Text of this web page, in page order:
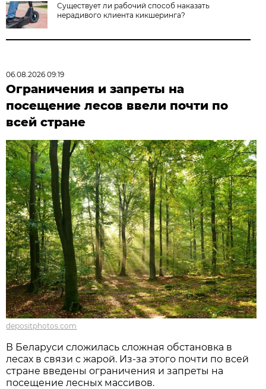
Существует ли рабочий способ наказать
нерадивого клиента кикшеринга?
06.08.2026 09:19
Ограничения и запреты на
посещение лесов ввели почти по
всей стране
depositphotos.com
В Беларуси сложилась сложная обстановка в
лесах в связи с жарой. Из-за этого почти по всей
стране введены ограничения и запреты на
посещение лесных массивов.